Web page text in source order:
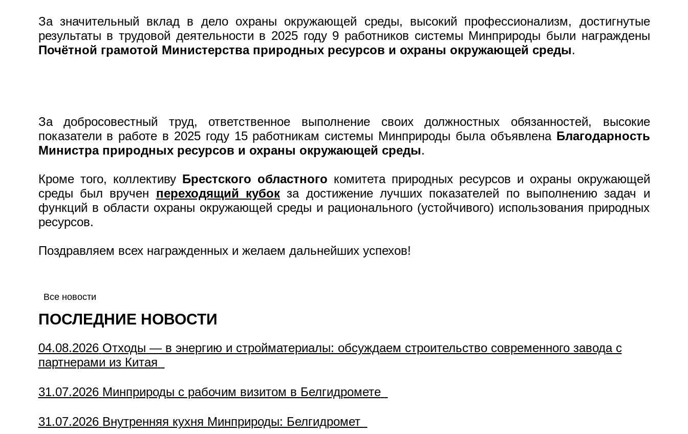
За значительный вклад в дело охраны окружающей среды, высокий профессионализм, достигнутые
результаты в трудовой деятельности в 2025 году 9 работников системы Минприроды были награждены
Почётной грамотой Министерства природных ресурсов и охраны окружающей среды.
За добросовестный труд, ответственное выполнение своих должностных обязанностей, высокие
показатели в работе в 2025 году 15 работникам системы Минприроды была объявлена Благодарность
Министра природных ресурсов и охраны окружающей среды.
Кроме того, коллективу Брестского областного комитета природных ресурсов и охраны окружающей
среды был вручен переходящий кубокза достижение лучших показателей по выполнению задач и
функций в области охраны окружающей среды и рационального (устойчивого) использования природных
ресурсов.
Поздравляем всех награжденных и желаем дальнейших успехов!
Все новости
ПОСЛЕДНИЕ НОВОСТИ
04.08.2026 Отходы — в энергию и стройматериалы: обсуждаем строительство современного завода с
партнерами из Китая
31.07.2026 Минприроды с рабочим визитом в Белгидромете
31.07.2026 Внутренняя кухня Минприроды: Белгидромет